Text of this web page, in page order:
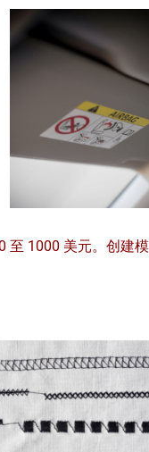
至 1000 美元。创建模